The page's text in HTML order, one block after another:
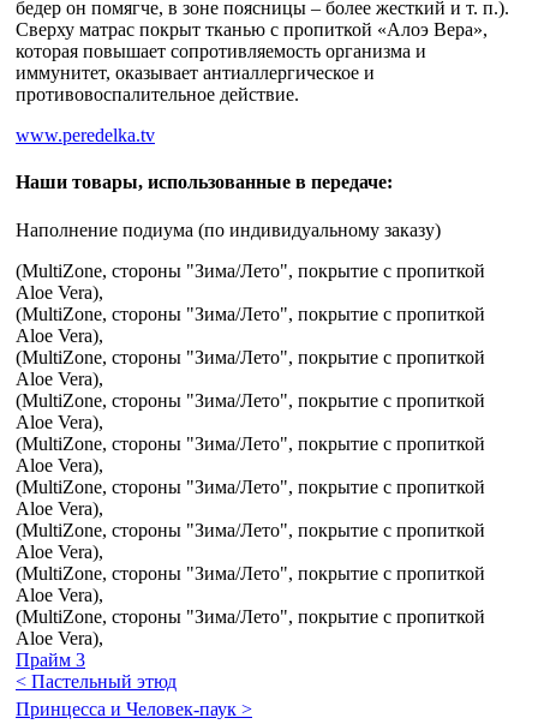
бедер он помягче, в зоне поясницы – более жесткий и т. п.).
Сверху матрас покрыт тканью с пропиткой «Алоэ Вера»,
которая повышает сопротивляемость организма и
иммунитет, оказывает антиаллергическое и
противовоспалительное действие.
www.peredelka.tv
Наши товары, использованные в передаче:
Наполнение подиума (по индивидуальному заказу)
(MultiZone, стороны "Зима/Лето", покрытие с пропиткой
Aloe Vera),
(MultiZone, стороны "Зима/Лето", покрытие с пропиткой
Aloe Vera),
(MultiZone, стороны "Зима/Лето", покрытие с пропиткой
Aloe Vera),
(MultiZone, стороны "Зима/Лето", покрытие с пропиткой
Aloe Vera),
(MultiZone, стороны "Зима/Лето", покрытие с пропиткой
Aloe Vera),
(MultiZone, стороны "Зима/Лето", покрытие с пропиткой
Aloe Vera),
(MultiZone, стороны "Зима/Лето", покрытие с пропиткой
Aloe Vera),
(MultiZone, стороны "Зима/Лето", покрытие с пропиткой
Aloe Vera),
(MultiZone, стороны "Зима/Лето", покрытие с пропиткой
Aloe Vera),
Прайм 3
< Пастельный этюд
Принцесса и Человек-паук >